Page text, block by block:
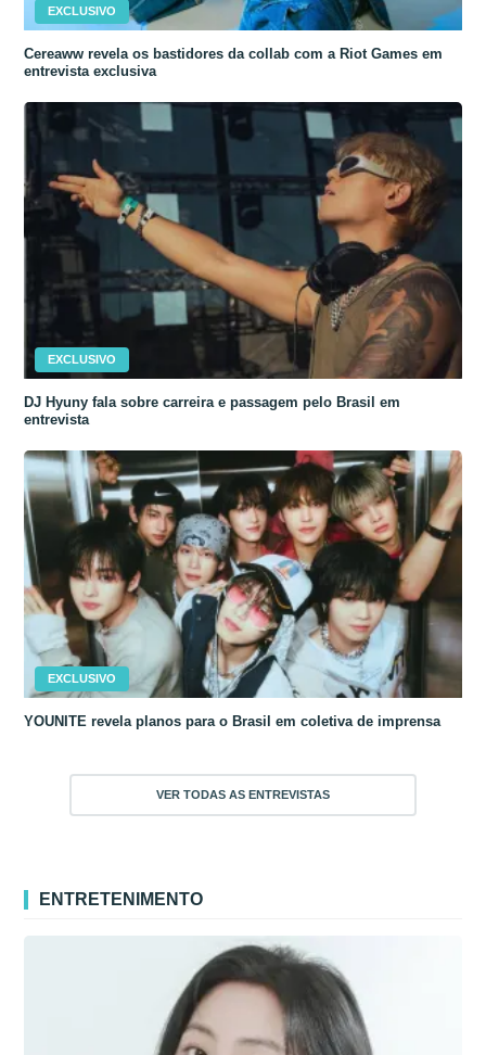
EXCLUSIVO
Cereaww revela os bastidores da collab com a Riot Games em
entrevista exclusiva
EXCLUSIVO
DJ Hyuny fala sobre carreira e passagem pelo Brasil em
entrevista
EXCLUSIVO
YOUNITE revela planos para o Brasil em coletiva de imprensa
VER TODAS AS ENTREVISTAS
ENTRETENIMENTO